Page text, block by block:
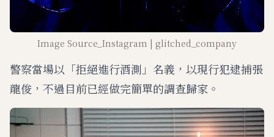
Image Source_Instagram | glitched_company
警察當場以「拒絕進行酒測」名義，以現行犯逮捕張
龍俊，不過目前已經做完簡單的調查歸家。